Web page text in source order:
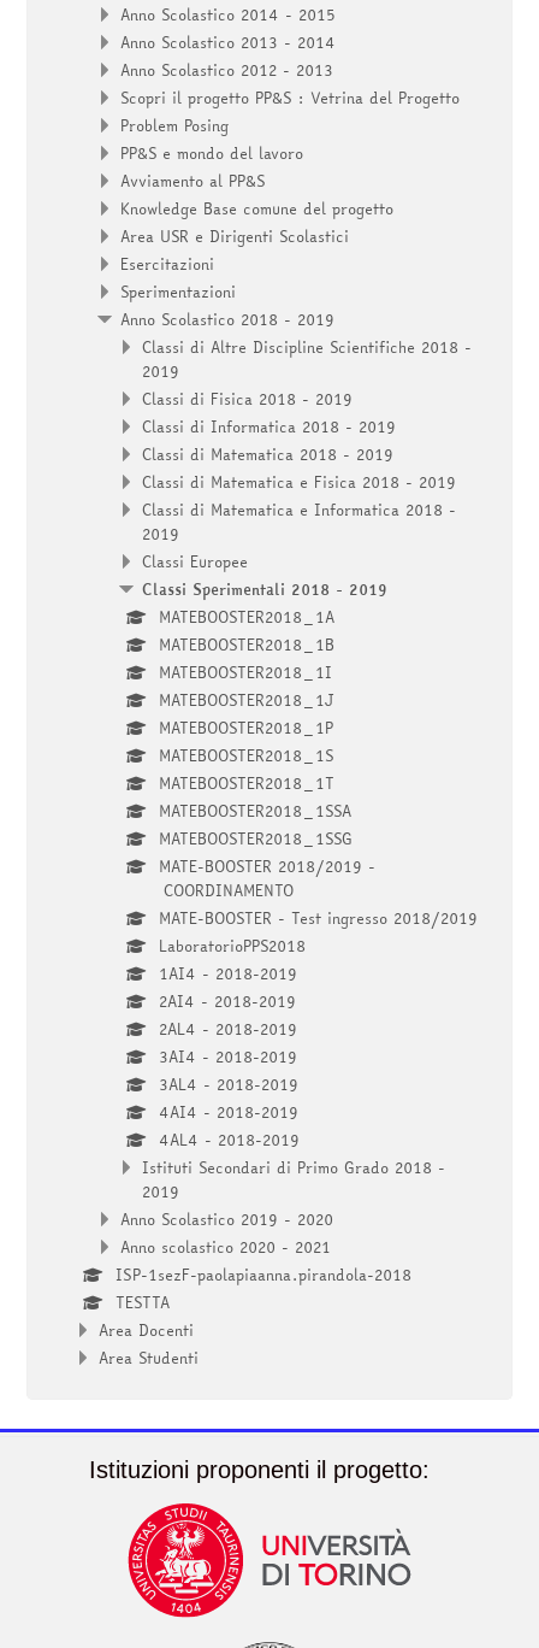
Anno Scolastico 2014 - 2015
Anno Scolastico 2013 - 2014
Anno Scolastico 2012 - 2013
Scopri il progetto PP&S : Vetrina del Progetto
Problem Posing
PP&S e mondo del lavoro
Avviamento al PP&S
Knowledge Base comune del progetto
Area USR e Dirigenti Scolastici
Esercitazioni
Sperimentazioni
Anno Scolastico 2018 - 2019
Classi di Altre Discipline Scientifiche 2018 -
2019
Classi di Fisica 2018 - 2019
Classi di Informatica 2018 - 2019
Classi di Matematica 2018 - 2019
Classi di Matematica e Fisica 2018 - 2019
Classi di Matematica e Informatica 2018 -
2019
Classi Europee
Classi Sperimentali 2018 - 2019
MATEBOOSTER2018_1A
MATEBOOSTER2018_1B
MATEBOOSTER2018_1I
MATEBOOSTER2018_1J
MATEBOOSTER2018_1P
MATEBOOSTER2018_1S
MATEBOOSTER2018_1T
MATEBOOSTER2018_1SSA
MATEBOOSTER2018_1SSG
MATE-BOOSTER 2018/2019 -
COORDINAMENTO
MATE-BOOSTER - Test ingresso 2018/2019
LaboratorioPPS2018
1AI4 - 2018-2019
2AI4 - 2018-2019
2AL4 - 2018-2019
3AI4 - 2018-2019
3AL4 - 2018-2019
4AI4 - 2018-2019
4AL4 - 2018-2019
Istituti Secondari di Primo Grado 2018 -
2019
Anno Scolastico 2019 - 2020
Anno scolastico 2020 - 2021
ISP-1sezF-paolapiaanna.pirandola-2018
TESTTA
Area Docenti
Area Studenti
Istituzioni proponenti il progetto: